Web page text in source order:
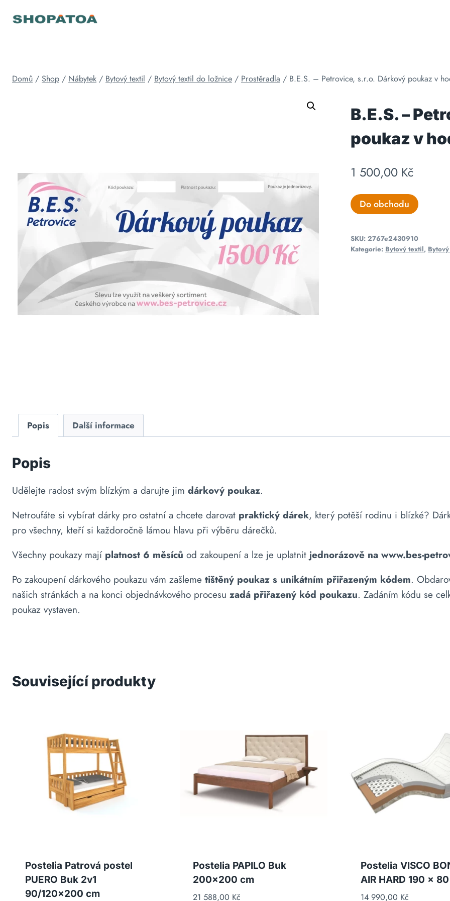
Domů / Shop / Nábytek / Bytový textil / Bytový textil do ložnice / Prostěradla / B.E.S. – Petrovice, s.r.o. Dárkový poukaz v
B.E.S. –
poukaz v
1 500,00 Kč
Do obchodu
SKU: 2767e2430910
Kategorie: Bytový textil,
Popis Další informace
Popis
Udělejte radost svým blízkým a darujte jim dárkový poukaz.
Netroufáte si vybírat dárky pro ostatní a chcete darovat praktický dárek, který potěší rodinu i blízké?
pro všechny, kteří si každoročně lámou hlavu při výběru dárečků.
Všechny poukazy mají platnost 6 měsíců od zakoupení a lze je uplatnit jednorázově na www.bes-
Po zakoupení dárkového poukazu vám zašleme tištěný poukaz s unikátním přiřazeným kódem.
našich stránkách a na konci objednávkového procesu zadá přiřazený kód poukazu. Zadáním kódu se
poukaz vystaven.
Související produkty
Postelia Patrová postel
PUERO Buk 2v1
90/120×200 cm
Postelia PAPILO Buk
200×200 cm
21 588,00 Kč
Postelia VISCO
AIR HARD 190 x
14 990,00 Kč